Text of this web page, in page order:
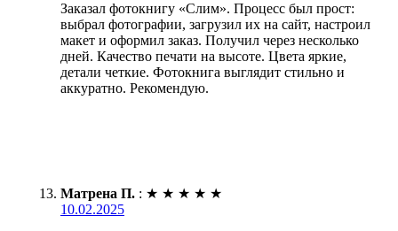
Заказал фотокнигу «Слим». Процесс был прост:
выбрал фотографии, загрузил их на сайт, настроил
макет и оформил заказ. Получил через несколько
дней. Качество печати на высоте. Цвета яркие,
детали четкие. Фотокнига выглядит стильно и
аккуратно. Рекомендую.
Матрена П. : ★ ★ ★ ★ ★
10.02.2025